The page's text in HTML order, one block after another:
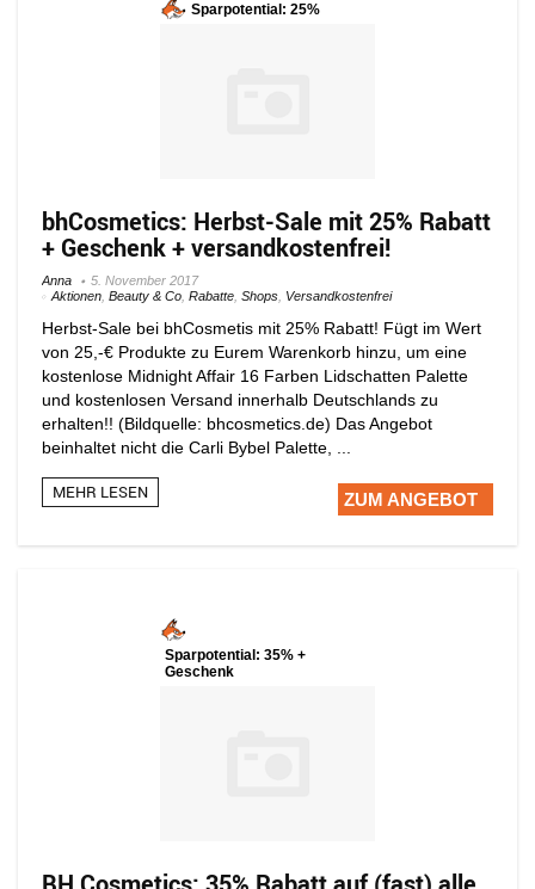
Sparpotential: 25%
bhCosmetics: Herbst-Sale mit 25% Rabatt
+ Geschenk + versandkostenfrei!
Anna
5. November 2017
Aktionen Beauty & Co Rabatte Shops Versandkostenfrei
Herbst-Sale bei bhCosmetis mit 25% Rabatt! Fügt im Wert
von 25,-€ Produkte zu Eurem Warenkorb hinzu, um eine
kostenlose Midnight Affair 16 Farben Lidschatten Palette
und kostenlosen Versand innerhalb Deutschlands zu
erhalten!! (Bildquelle: bhcosmetics.de) Das Angebot
beinhaltet nicht die Carli Bybel Palette, ...
MEHR LESEN ZUM ANGEBOT
Sparpotential: 35% +
Geschenk